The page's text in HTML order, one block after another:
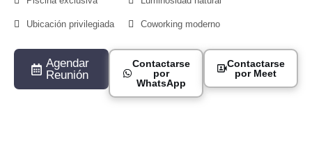
Ubicación privilegiada Coworking moderno
Agendar
Reunión
Contactarse
por
WhatsApp
Contactarse
por Meet